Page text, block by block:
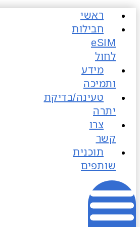
ראשי
חבילות
לחול
מידע
ותמיכה
טעינה/בדיקת
יתרה
צרו
קשר
תוכנית
שותפים